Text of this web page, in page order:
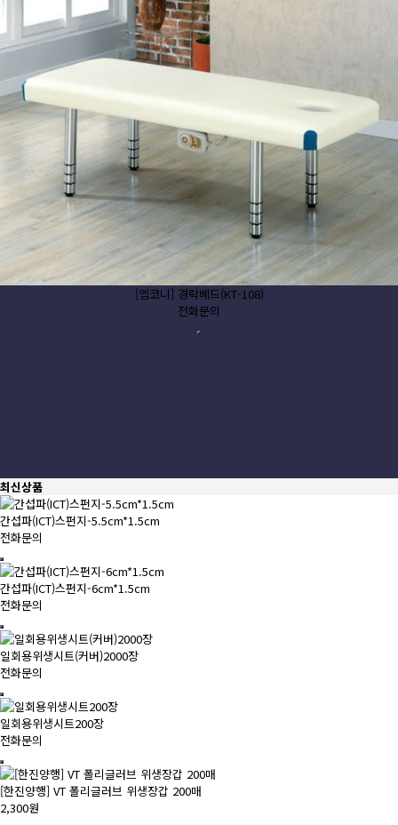
[엠코니] 경락베드(KT-108)
전화문의
최신상품
간섭파(ICT)스펀지-5.5cm*1.5cm
전화문의
간섭파(ICT)스펀지-6cm*1.5cm
전화문의
일회용위생시트(커버)2000장
전화문의
일회용위생시트200장
전화문의
[한진양행] VT 폴리글러브 위생장갑 200매
2,300원